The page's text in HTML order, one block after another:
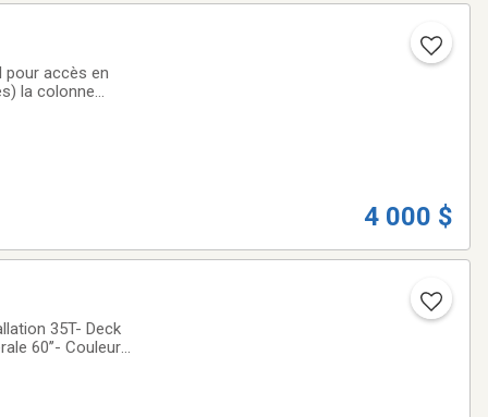
pour accès en
la colonne
4 000 $
35T- Deck
60’’- Couleur :